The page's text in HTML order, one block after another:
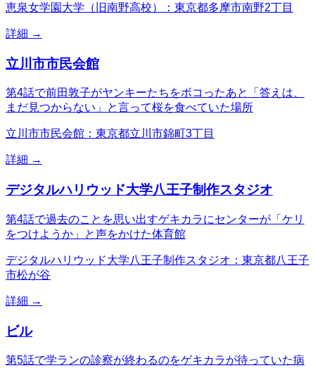
恵泉女学園大学（旧南野高校）：東京都多摩市南野2丁目
詳細 →
立川市市民会館
第4話で前田敦子がヤンキーたちをボコったあと「答えは、
まだ見つからない」と言って桜を食べていた場所
立川市市民会館：東京都立川市錦町3丁目
詳細 →
デジタルハリウッド大学八王子制作スタジオ
第4話で過去のことを思い出すゲキカラにセンターが「ケリ
をつけようか」と声をかけた体育館
デジタルハリウッド大学八王子制作スタジオ：東京都八王子
市松が谷
詳細 →
ビル
第5話で学ランの診察が終わるのをゲキカラが待っていた病